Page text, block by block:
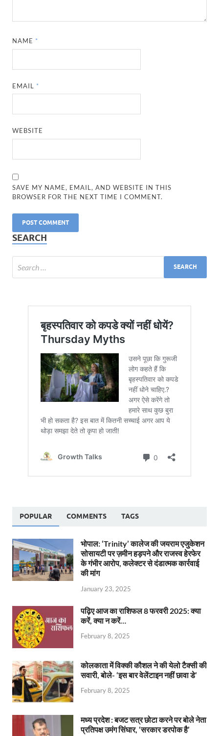
NAME *
EMAIL *
WEBSITE
SAVE MY NAME, EMAIL, AND WEBSITE IN THIS
BROWSER FOR THE NEXT TIME I COMMENT.
SEARCH
POPULAR COMMENTS TAGS
भोपाल: ‘Trinity’ कालेज की जयराम एजुकेशन
सोसायटी पर ज़मीन हड़पने और राजस्व हेरफेर
के गंभीर आरोप, कलेक्टर से दंडात्मक कार्रवाई
की मांग
January 23, 2025
पढ़िए आज का राशिफल 8 फरवरी 2025: क्या
करें, क्या न करें…
February 8, 2025
कोलकाता में विक्की कौशल ने की येलो टैक्सी की
सवारी, बोले- ‘इस बार वेलेंटाइन नहीं छावा डे’
February 8, 2025
मध्य प्रदेश : बजट सत्र छोटा करने पर बोले नेता
प्रतिपक्ष उमंग सिंघार, ‘सरकार डरपोक है’